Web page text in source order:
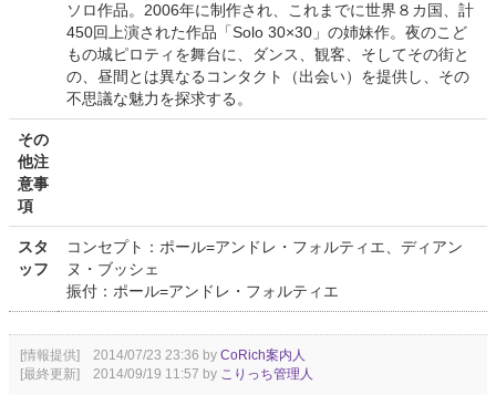
ソロ作品。2006年に制作され、これまでに世界８カ国、計
450回上演された作品「Solo 30×30」の姉妹作。夜のこど
もの城ピロティを舞台に、ダンス、観客、そしてその街と
の、昼間とは異なるコンタクト（出会い）を提供し、その
不思議な魅力を探求する。
その
他注
意事
項
スタ
ッフ
コンセプト：ポール=アンドレ・フォルティエ、ディアン
ヌ・ブッシェ
振付：ポール=アンドレ・フォルティエ
[情報提供] 2014/07/23 23:36 by CoRich案内人
[最終更新] 2014/09/19 11:57 by こりっち管理人